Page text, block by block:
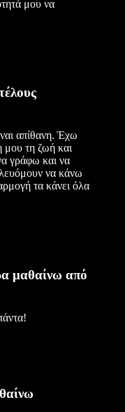
μου να
απίθανη. Έχω
μου τη ζωή και
γράφω και να
να κάνω
τα κάνει όλα
μαθαίνω από